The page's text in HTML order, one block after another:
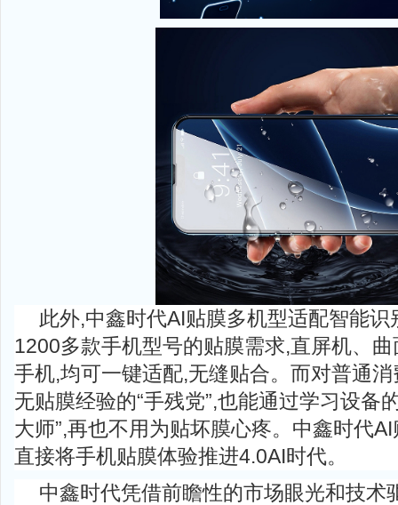
此外,中鑫时代AI贴膜多机型适配智能
1200多款手机型号的贴膜需求,直屏机、
手机,均可一键适配,无缝贴合。而对普通
无贴膜经验的“手残党”,也能通过学习设备
大师”,再也不用为贴坏膜心疼。中鑫时代
直接将手机贴膜体验推进4.0AI时代。
中鑫时代凭借前瞻性的市场眼光和技术